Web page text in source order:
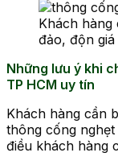
Khách hàng
đảo, độn
Những lưu ý khi
TP HCM uy tín
Khách hàng cần
thông cống
điều khách hàng